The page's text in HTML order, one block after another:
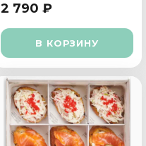
пармезаном
2 790 ₽
В КОРЗИНУ